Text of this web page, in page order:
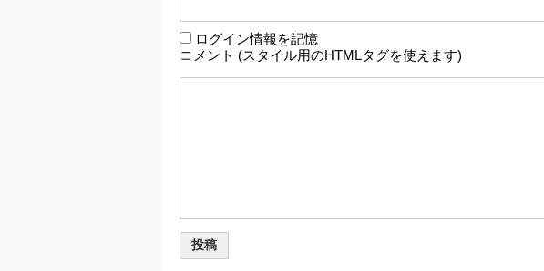
ログイン情報を記憶
コメント (スタイル用のHTMLタグを使えます)